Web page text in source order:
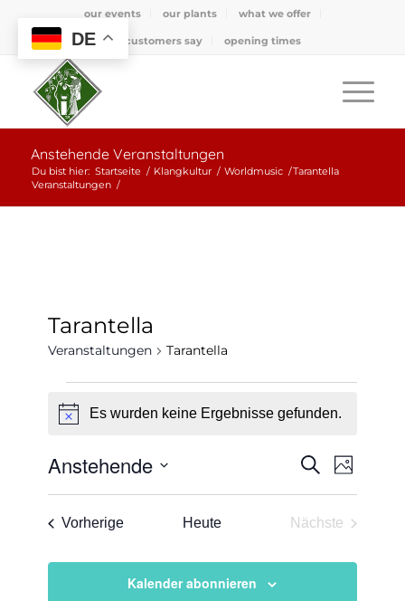
our events our plants what we offer
what customers say opening times
Anstehende Veranstaltungen
Du bist hier: Startseite / Klangkultur / Worldmusic /
Veranstaltungen /
Tarantella
Tarantella
Veranstaltungen Tarantella
Veranstaltungen
Hinweis
Es wurden keine Ergebnisse gefunden.
Suche
und
Suche
Foto
Anstehende
Datum
auswählen.
of
Veranstaltungen
VorherigeVeranstaltungen
Heute
Nächste
Kalender abonnieren
DE